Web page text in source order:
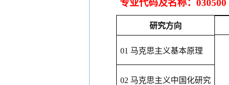
专业代码及名称：
研究方向
01 马克思主义基本原理
02 马克思主义中国化研究